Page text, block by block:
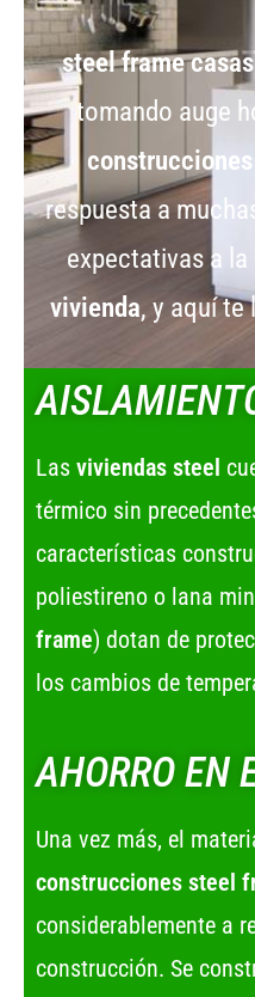
steel frame casas
tomando auge
respuesta a
expectativas a
vivienda, y aquí te
Las viviendas steel
térmico sin
características
poliestireno o lana
frame) dotan de
los cambios de
AHORRO EN
Una vez más, el
construcciones steel
considerablemente a
construcción. Se